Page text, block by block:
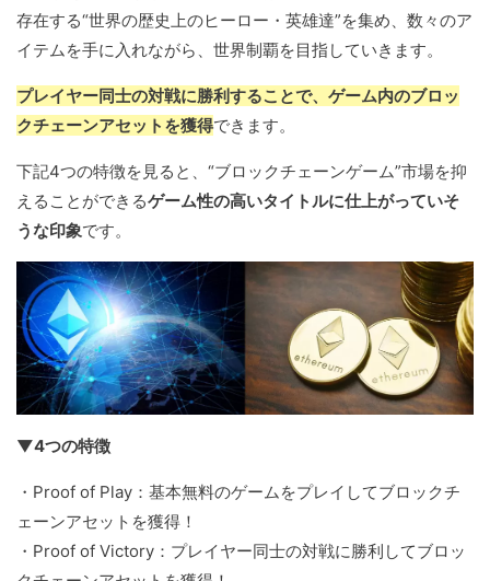
存在する“世界の歴史上のヒーロー・英雄達”を集め、数々のア
イテムを⼿に⼊れながら、世界制覇を⽬指していきます。
プレイヤー同士の対戦に勝利することで、ゲーム内のブロッ
クチェーンアセットを獲得できます。
下記4つの特徴を見ると、“ブロックチェーンゲーム”市場を抑
えることができるゲーム性の高いタイトルに仕上がっていそ
うな印象です。
▼4つの特徴
・Proof of Play：基本無料のゲームをプレイしてブロックチ
ェーンアセットを獲得！
・Proof of Victory：プレイヤー同士の対戦に勝利してブロッ